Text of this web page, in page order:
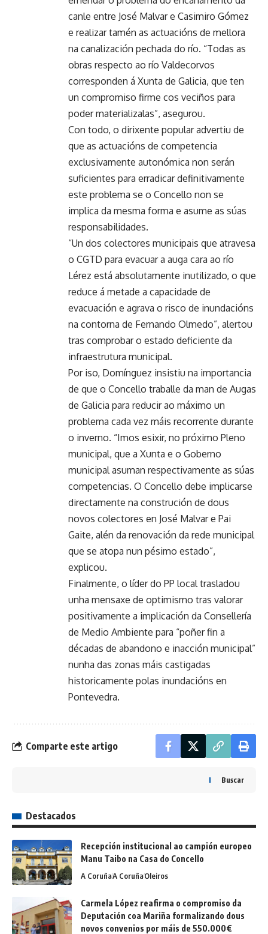
canle entre José Malvar e Casimiro Gómez
e realizar tamén as actuacións de mellora
na canalización pechada do río. “Todas as
obras respecto ao río Valdecorvos
corresponden á Xunta de Galicia, que ten
un compromiso firme cos veciños para
poder materializalas”, asegurou.
Con todo, o dirixente popular advertiu de
que as actuacións de competencia
exclusivamente autonómica non serán
suficientes para erradicar definitivamente
este problema se o Concello non se
implica da mesma forma e asume as súas
responsabilidades.
“Un dos colectores municipais que atravesa
o CGTD para evacuar a auga cara ao río
Lérez está absolutamente inutilizado, o que
reduce á metade a capacidade de
evacuación e agrava o risco de inundacións
na contorna de Fernando Olmedo”, alertou
tras comprobar o estado deficiente da
infraestrutura municipal.
Por iso, Domínguez insistiu na importancia
de que o Concello traballe da man de Augas
de Galicia para reducir ao máximo un
problema cada vez máis recorrente durante
o inverno. “Imos esixir, no próximo Pleno
municipal, que a Xunta e o Goberno
municipal asuman respectivamente as súas
competencias. O Concello debe implicarse
directamente na construción de dous
novos colectores en José Malvar e Pai
Gaite, alén da renovación da rede municipal
que se atopa nun pésimo estado”,
explicou.
Finalmente, o líder do PP local trasladou
unha mensaxe de optimismo tras valorar
positivamente a implicación da Consellería
de Medio Ambiente para “poñer fin a
décadas de abandono e inacción municipal”
nunha das zonas máis castigadas
historicamente polas inundacións en
Pontevedra.
Comparte este artigo
Buscar
Destacados
Recepción institucional ao campión europeo
Manu Taibo na Casa do Concello
A CoruñaA CoruñaOleiros
Carmela López reafirma o compromiso da
Deputación coa Mariña formalizando dous
novos convenios por máis de 550.000€